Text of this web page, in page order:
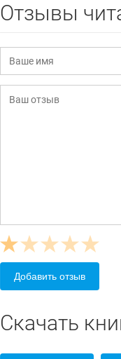
Отзывы
Добавить отзыв
Скачать